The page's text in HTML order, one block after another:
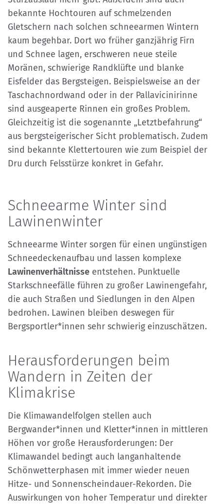
bekannte Hochtouren auf schmelzenden
Gletschern nach solchen schneearmen Wintern
kaum begehbar. Dort wo früher ganzjährig Firn
und Schnee lagen, erschweren neue steile
Moränen, schwierige Randklüfte und blanke
Eisfelder das Bergsteigen. Beispielsweise an der
Taschachnordwand oder in der Pallavicinirinne
sind ausgeaperte Rinnen ein großes Problem.
Gleichzeitig ist die sogenannte „Letztbefahrung“
aus bergsteigerischer Sicht problematisch. Zudem
sind bekannte Klettertouren wie zum Beispiel der
Dru durch Felsstürze konkret in Gefahr.
Schneearme Winter sind
Lawinenwinter
Schneearme Winter sorgen für einen ungünstigen
Schneedeckenaufbau und lassen komplexe
Lawinenverhältnisse entstehen. Punktuelle
Starkschneefälle führen zu großer Lawinengefahr,
die auch Straßen und Siedlungen in den Alpen
bedrohen. Lawinen bleiben deswegen für
Bergsportler*innen sehr schwierig einzuschätzen.
Herausforderungen beim
Wandern in Zeiten der
Klimakrise
Die Klimawandelfolgen stellen auch
Bergwander*innen und Kletter*innen in mittleren
Höhen vor große Herausforderungen: Der
Klimawandel bedingt auch langanhaltende
Schönwetterphasen mit immer wieder neuen
Hitze- und Sonnenscheindauer-Rekorden. Die
Auswirkungen von hoher Temperatur und direkter